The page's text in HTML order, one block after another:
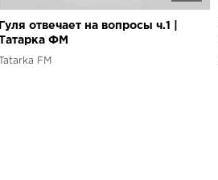
Гуля отвечает на вопросы ч.1 |
ФМ
Tatarka FM